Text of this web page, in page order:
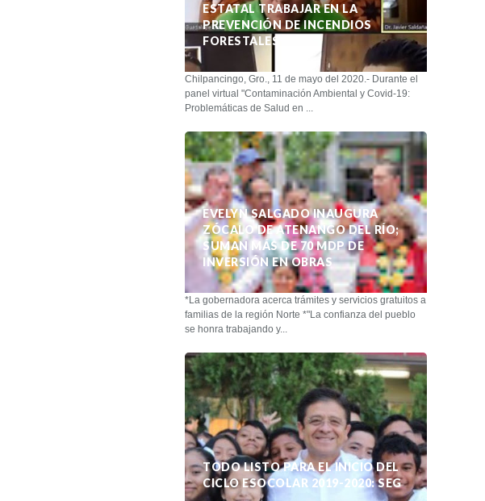
ESTATAL TRABAJAR EN LA
PREVENCIÓN DE INCENDIOS
FORESTALES
Chilpancingo, Gro., 11 de mayo del 2020.- Durante el
panel virtual "Contaminación Ambiental y Covid-19:
Problemáticas de Salud en ...
EVELYN SALGADO INAUGURA
ZÓCALO DE ATENANGO DEL RÍO;
SUMAN MÁS DE 70 MDP DE
INVERSIÓN EN OBRAS
*La gobernadora acerca trámites y servicios gratuitos a
familias de la región Norte *"La confianza del pueblo
se honra trabajando y...
TODO LISTO PARA EL INICIO DEL
CICLO ESOCOLAR 2019-2020: SEG